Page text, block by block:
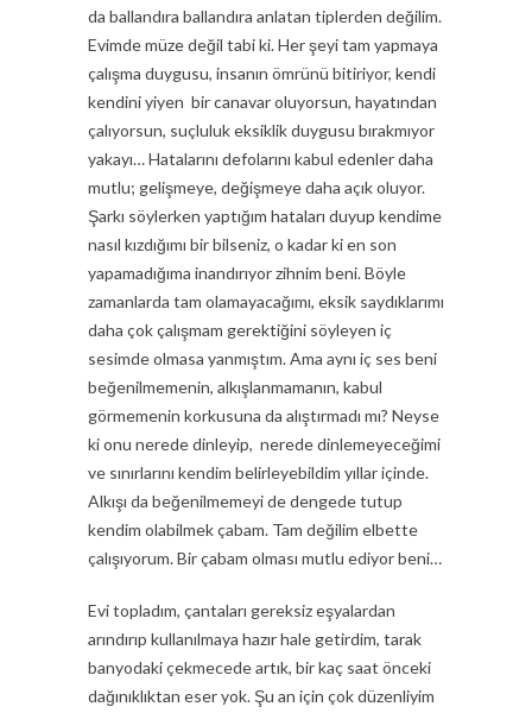
da ballandıra ballandıra anlatan tiplerden değilim.
Evimde müze değil tabi ki. Her şeyi tam yapmaya
çalışma duygusu, insanın ömrünü bitiriyor, kendi
kendini yiyen bir canavar oluyorsun, hayatından
çalıyorsun, suçluluk eksiklik duygusu bırakmıyor
yakayı… Hatalarını defolarını kabul edenler daha
mutlu; gelişmeye, değişmeye daha açık oluyor.
Şarkı söylerken yaptığım hataları duyup kendime
nasıl kızdığımı bir bilseniz, o kadar ki en son
yapamadığıma inandırıyor zihnim beni. Böyle
zamanlarda tam olamayacağımı, eksik saydıklarımı
daha çok çalışmam gerektiğini söyleyen iç
sesimde olmasa yanmıştım. Ama aynı iç ses beni
beğenilmemenin, alkışlanmamanın, kabul
görmemenin korkusuna da alıştırmadı mı? Neyse
ki onu nerede dinleyip, nerede dinlemeyeceğimi
ve sınırlarını kendim belirleyebildim yıllar içinde.
Alkışı da beğenilmemeyi de dengede tutup
kendim olabilmek çabam. Tam değilim elbette
çalışıyorum. Bir çabam olması mutlu ediyor beni…
Evi topladım, çantaları gereksiz eşyalardan
arındırıp kullanılmaya hazır hale getirdim, tarak
banyodaki çekmecede artık, bir kaç saat önceki
dağınıklıktan eser yok. Şu an için çok düzenliyim